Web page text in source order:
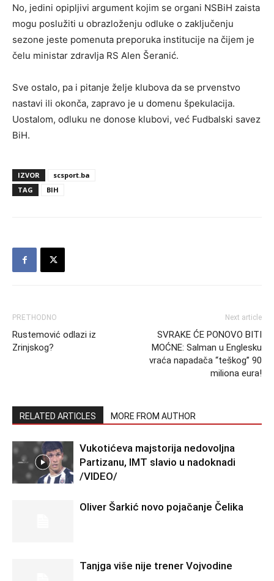
No, jedini opipljivi argument kojim se organi NSBiH zaista
mogu poslužiti u obrazloženju odluke o zaključenju
sezone jeste pomenuta preporuka institucije na čijem je
čelu ministar zdravlja RS Alen Šeranić.
Sve ostalo, pa i pitanje želje klubova da se prvenstvo
nastavi ili okonča, zapravo je u domenu špekulacija.
Uostalom, odluku ne donose klubovi, već Fudbalski savez
BiH.
IZVOR
scsport.ba
TAG
BIH
PRETHODNO
Rustemović odlazi iz
Zrinjskog?
Next article
SVRAKE ĆE PONOVO BITI
MOĆNE: Salman u Englesku
vraća napadača “teškog” 90
miliona eura!
RELATED ARTICLES MORE FROM AUTHOR
Vukotićeva majstorija nedovoljna
Partizanu, IMT slavio u nadoknadi
/VIDEO/
Oliver Šarkić novo pojačanje Čelika
Tanjga više nije trener Vojvodine